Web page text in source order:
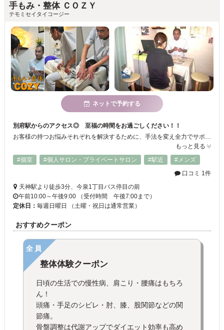
手もみ・整体 ＣＯＺＹ
テモミセイタイコージー
ネットで予約する
別府駅からのアクセス◎ 至福の時間をお過ごしください！！
お客様の持つお悩みそれぞれを解決するために、手法を変え全力でサポートしていきます！！親しみある院を目指し、多くのお客様に満足頂けるよう頑張っています☆
もっと見る
#個室
#個人サロン・プライベートサロン #駅近
#メンズ
口コミ 1件
天神駅より徒歩3分、今泉1丁目バス停目の前
午前10:00～午後9:00 （受付時間 午後7:00まで）
定休日： 毎週日曜日 （土曜・祝日は通常営業）
おすすめクーポン
全員
整体体験クーポン
日頃の生活での慢性病、肩こり・腰痛はもちろ
ん！
頭痛・手足のシビレ・肘、膝、股関節などの関
節痛。
骨盤調整は代謝アップでダイエット効率も高め